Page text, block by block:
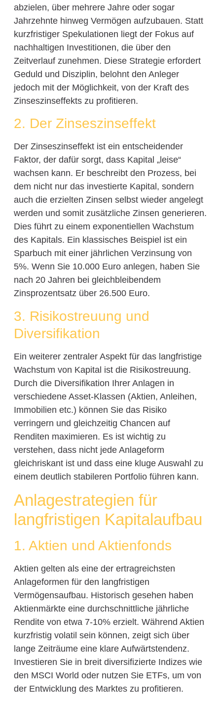
abzielen, über mehrere Jahre oder sogar
Jahrzehnte hinweg Vermögen aufzubauen. Statt
kurzfristiger Spekulationen liegt der Fokus auf
nachhaltigen Investitionen, die über den
Zeitverlauf zunehmen. Diese Strategie erfordert
Geduld und Disziplin, belohnt den Anleger
jedoch mit der Möglichkeit, von der Kraft des
Zinseszinseffekts zu profitieren.
2. Der Zinseszinseffekt
Der Zinseszinseffekt ist ein entscheidender
Faktor, der dafür sorgt, dass Kapital „leise“
wachsen kann. Er beschreibt den Prozess, bei
dem nicht nur das investierte Kapital, sondern
auch die erzielten Zinsen selbst wieder angelegt
werden und somit zusätzliche Zinsen generieren.
Dies führt zu einem exponentiellen Wachstum
des Kapitals. Ein klassisches Beispiel ist ein
Sparbuch mit einer jährlichen Verzinsung von
5%. Wenn Sie 10.000 Euro anlegen, haben Sie
nach 20 Jahren bei gleichbleibendem
Zinsprozentsatz über 26.500 Euro.
3. Risikostreuung und
Diversifikation
Ein weiterer zentraler Aspekt für das langfristige
Wachstum von Kapital ist die Risikostreuung.
Durch die Diversifikation Ihrer Anlagen in
verschiedene Asset-Klassen (Aktien, Anleihen,
Immobilien etc.) können Sie das Risiko
verringern und gleichzeitig Chancen auf
Renditen maximieren. Es ist wichtig zu
verstehen, dass nicht jede Anlageform
gleichriskant ist und dass eine kluge Auswahl zu
einem deutlich stabileren Portfolio führen kann.
Anlagestrategien für
langfristigen Kapitalaufbau
1. Aktien und Aktienfonds
Aktien gelten als eine der ertragreichsten
Anlageformen für den langfristigen
Vermögensaufbau. Historisch gesehen haben
Aktienmärkte eine durchschnittliche jährliche
Rendite von etwa 7-10% erzielt. Während Aktien
kurzfristig volatil sein können, zeigt sich über
lange Zeiträume eine klare Aufwärtstendenz.
Investieren Sie in breit diversifizierte Indizes wie
den MSCI World oder nutzen Sie ETFs, um von
der Entwicklung des Marktes zu profitieren.